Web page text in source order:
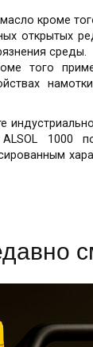
кроме
открытых
среды.
того
1000